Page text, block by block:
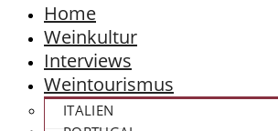
Home
Weinkultur
Interviews
Weintourismus
ITALIEN